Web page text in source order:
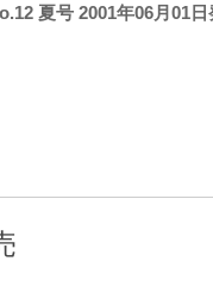
夏号 2001年06月01日